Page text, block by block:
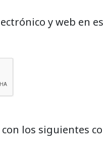
y web en
los siguientes